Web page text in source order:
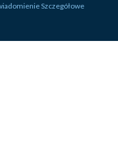
Szczegółowe